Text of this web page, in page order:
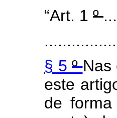
“Art. 1 º
§ 5 ºNas
este
de